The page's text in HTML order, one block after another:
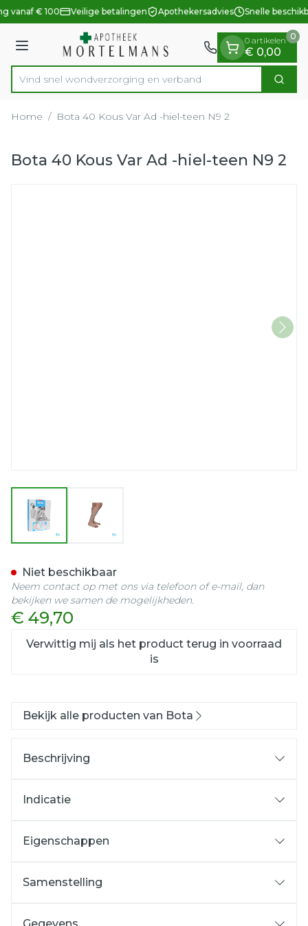
Ga naar de inhoud
1 van 1
vanaf € 100 Veilige betalingen Apothekersadvies Snelle
Menu
Product, merk, categorie...
Vind snel wondverzorging en verband Zoek
0 artikelen
€ 0,00
0
Home / Bota 40 Kous Var Ad -hiel-teen N9 2
Bota 40 Kous Var Ad -hiel-teen N9 2
€ 49,70
Verwittig mij als het product terug in voorraad
is
Niet beschikbaar
Neem contact op met ons via telefoon of e-mail, dan
bekijken we samen de mogelijkheden.
Bekijk alle producten van Bota
Beschrijving
Indicatie
Eigenschappen
Beenkous "BD"
zonder hiel en zonder teen
Samenstelling